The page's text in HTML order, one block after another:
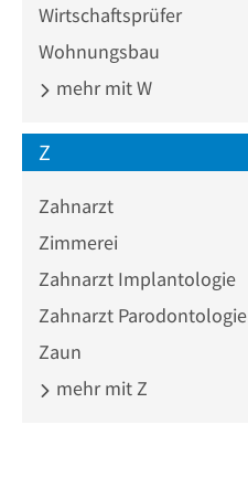
Wirtschaftsprüfer
Wohnungsbau
mehr mit W
Z
Zahnarzt
Zimmerei
Zahnarzt Implantologie
Zahnarzt Parodontologie
Zaun
mehr mit Z